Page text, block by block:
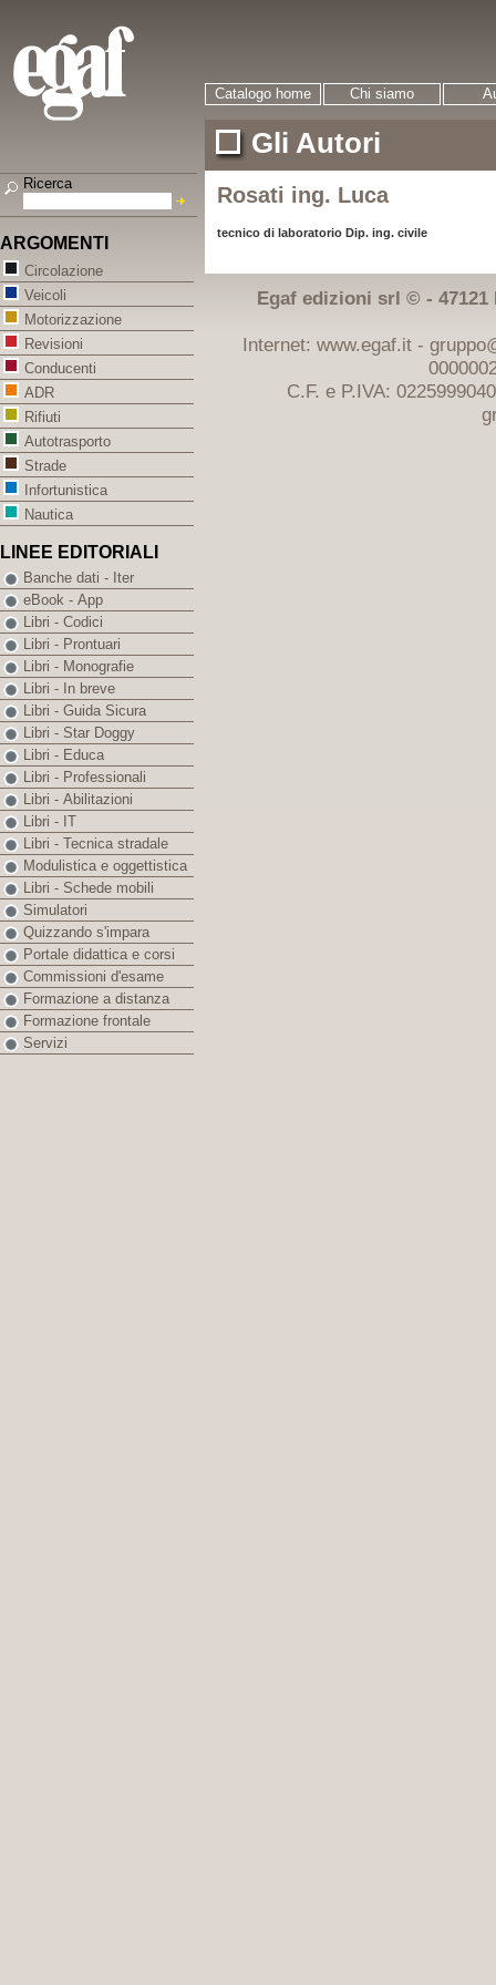
Catalogo home Chi siamo
Gli Autori
Rosati ing. Luca
tecnico di laboratorio Dip. ing. civile
Egaf edizioni srl © - 47121
Internet: www.egaf.it -
C.F. e P.IVA:
Ricerca
ARGOMENTI
Circolazione
Veicoli
Motorizzazione
Revisioni
Conducenti
ADR
Rifiuti
Autotrasporto
Strade
Infortunistica
Nautica
LINEE EDITORIALI
Banche dati - Iter
eBook - App
Libri - Codici
Libri - Prontuari
Libri - Monografie
Libri - In breve
Libri - Guida Sicura
Libri - Star Doggy
Libri - Educa
Libri - Professionali
Libri - Abilitazioni
Libri - IT
Libri - Tecnica stradale
Modulistica e oggettistica
Libri - Schede mobili
Simulatori
Quizzando s'impara
Portale didattica e corsi
Commissioni d'esame
Formazione a distanza
Formazione frontale
Servizi